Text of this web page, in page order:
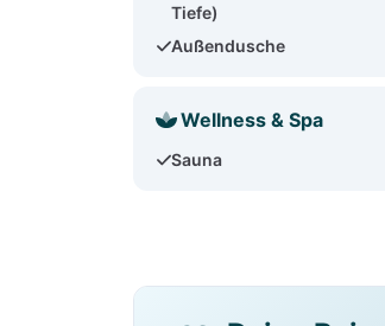
Tiefe)
Außendusche
Wellness & Spa
Sauna